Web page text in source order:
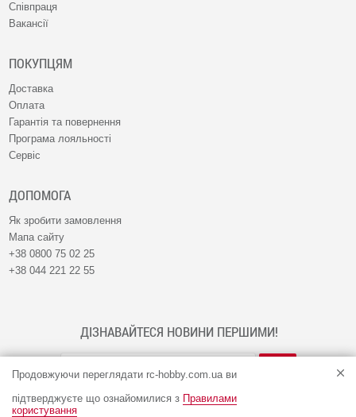
Продовжуючи переглядати rc-hobby.com.ua ви
підтверджуєте що ознайомилися з Правилами
користування
Співпраця
Вакансії
ПОКУПЦЯМ
Доставка
Оплата
Гарантія та повернення
Програма лояльності
Сервіс
ДОПОМОГА
Як зробити замовлення
Мапа сайту
+38 0800 75 02 25
+38 044 221 22 55
ДІЗНАВАЙТЕСЯ НОВИНИ ПЕРШИМИ!